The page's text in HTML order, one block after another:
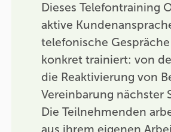
Dieses Telefontraining
aktive
telefonische
konkret trainiert: von
die Reaktivierung von
Vereinbarung nächster
Die Teilnehmenden